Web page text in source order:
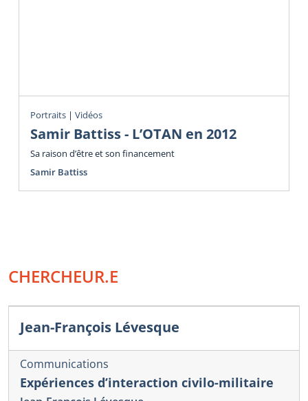
Portraits | Vidéos
Samir Battiss - L’OTAN en 2012
Sa raison d’être et son financement
Samir Battiss
CHERCHEUR.E
Jean-François Lévesque
Communications
Expériences d’interaction civilo-militaire